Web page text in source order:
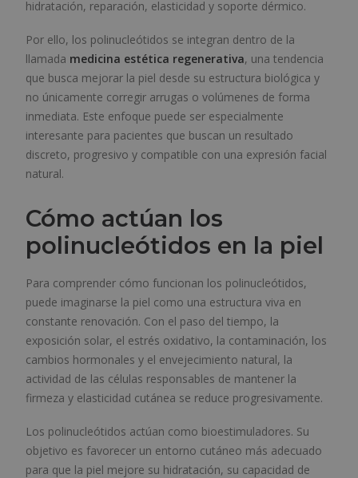
hidratación, reparación, elasticidad y soporte dérmico.
Por ello, los polinucleótidos se integran dentro de la
llamada medicina estética regenerativa, una tendencia
que busca mejorar la piel desde su estructura biológica y
no únicamente corregir arrugas o volúmenes de forma
inmediata. Este enfoque puede ser especialmente
interesante para pacientes que buscan un resultado
discreto, progresivo y compatible con una expresión facial
natural.
Cómo actúan los
polinucleótidos en la piel
Para comprender cómo funcionan los polinucleótidos,
puede imaginarse la piel como una estructura viva en
constante renovación. Con el paso del tiempo, la
exposición solar, el estrés oxidativo, la contaminación, los
cambios hormonales y el envejecimiento natural, la
actividad de las células responsables de mantener la
firmeza y elasticidad cutánea se reduce progresivamente.
Los polinucleótidos actúan como bioestimuladores. Su
objetivo es favorecer un entorno cutáneo más adecuado
para que la piel mejore su hidratación, su capacidad de